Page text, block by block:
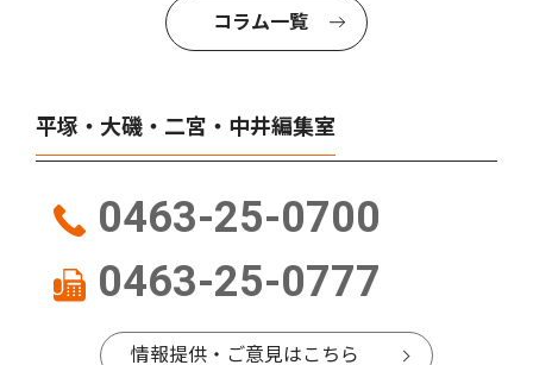
コラム一覧
平塚・大磯・二宮・中井編集室
0463-25-0700
0463-25-0777
情報提供・ご意見はこちら